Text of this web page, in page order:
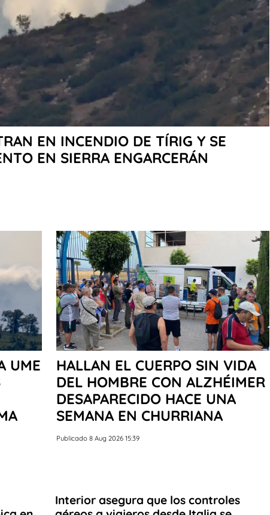
EN INCENDIO DE TÍRIG Y SE
EN SIERRA ENGARCERÁN
UME
HALLAN EL CUERPO SIN VIDA
DEL HOMBRE CON ALZHÉIMER
DESAPARECIDO HACE UNA
SEMANA EN CHURRIANA
Publicado 8 Aug 2026 15:39
Interior asegura que los controles